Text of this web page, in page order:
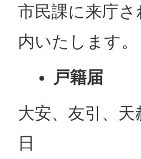
市民課に来庁
内いたします。
戸籍届
大安、友引、
日